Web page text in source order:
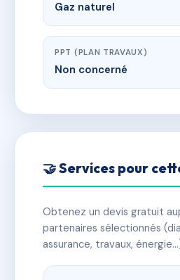
Gaz naturel
PPT (PLAN TRAVAUX)
Non concerné
🤝 Services pour
Obtenez un devis gratuit
partenaires sélectionnés
assurance, travaux,